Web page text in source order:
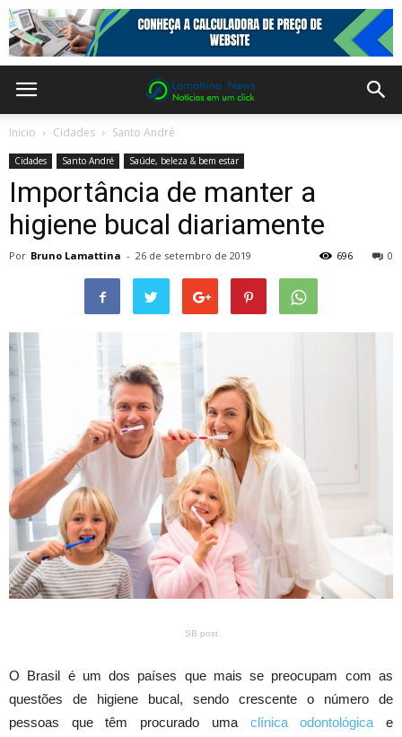
Inicio Cidades Santo André
Cidades Santo André Saúde, beleza & bem estar
Importância de manter a
higiene bucal diariamente
Por Bruno Lamattina - 26 de setembro de 2019 0
696
SB post
O Brasil é um dos países que mais se preocupam com as
questões de higiene bucal, sendo crescente o número de
pessoas que têm procurado uma clínica odontológica e